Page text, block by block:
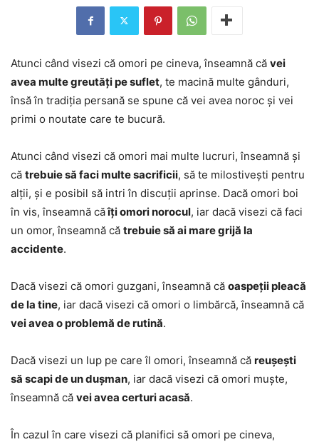
Atunci când visezi că omori pe cineva, înseamnă că vei
avea multe greutăți pe suflet, te macină multe gânduri,
însă în tradiția persană se spune că vei avea noroc și vei
primi o noutate care te bucură.
Atunci când visezi că omori mai multe lucruri, înseamnă și
că trebuie să faci multe sacrificii, să te milostivești pentru
alții, și e posibil să intri în discuții aprinse. Dacă omori boi
în vis, înseamnă căîți omori norocul, iar dacă visezi că faci
un omor, înseamnă că trebuie să ai mare grijă la
accidente.
Dacă visezi că omori guzgani, înseamnă că oaspeții pleacă
de la tine, iar dacă visezi că omori o limbărcă, înseamnă că
vei avea o problemă de rutină.
Dacă visezi un lup pe care îl omori, înseamnă că reușești
să scapi de un dușman, iar dacă visezi că omori muște,
înseamnă că vei avea certuri acasă.
În cazul în care visezi că planifici să omori pe cineva,